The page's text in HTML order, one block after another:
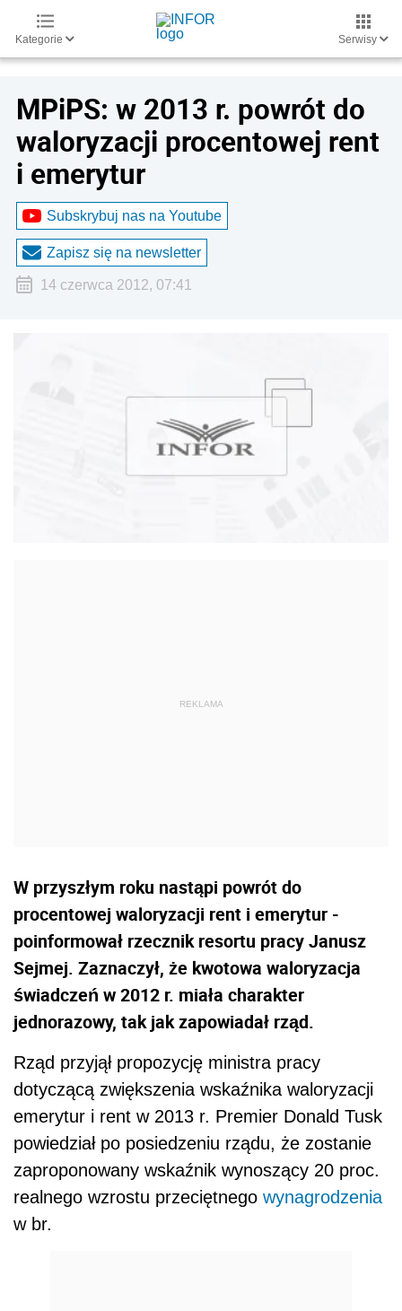
Kategorie Serwisy
MPiPS: w 2013 r. powrót do
waloryzacji procentowej rent
i emerytur
Subskrybuj nas na Youtube
Zapisz się na newsletter
14 czerwca 2012, 07:41
W przyszłym roku nastąpi powrót do
procentowej waloryzacji rent i emerytur -
poinformował rzecznik resortu pracy Janusz
Sejmej. Zaznaczył, że kwotowa waloryzacja
świadczeń w 2012 r. miała charakter
jednorazowy, tak jak zapowiadał rząd.
Rząd przyjął propozycję ministra pracy
dotyczącą zwiększenia wskaźnika waloryzacji
emerytur i rent w 2013 r. Premier Donald Tusk
powiedział po posiedzeniu rządu, że zostanie
zaproponowany wskaźnik wynoszący 20 proc.
realnego wzrostu przeciętnego wynagrodzenia
w br.